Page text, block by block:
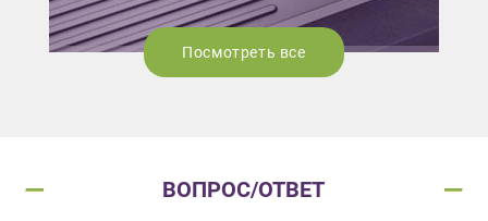
Посмотреть все
ВОПРОС/ОТВЕТ